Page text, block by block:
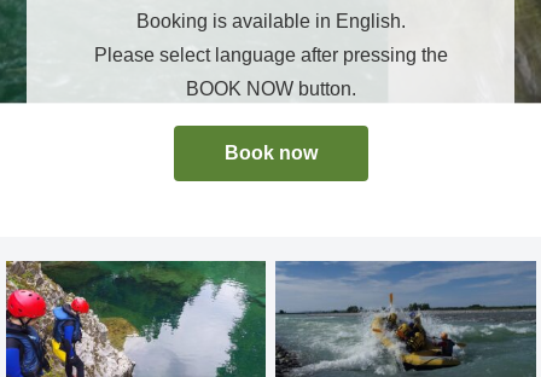
Booking is available in English.
Please select language after pressing the
BOOK NOW button.
Book now